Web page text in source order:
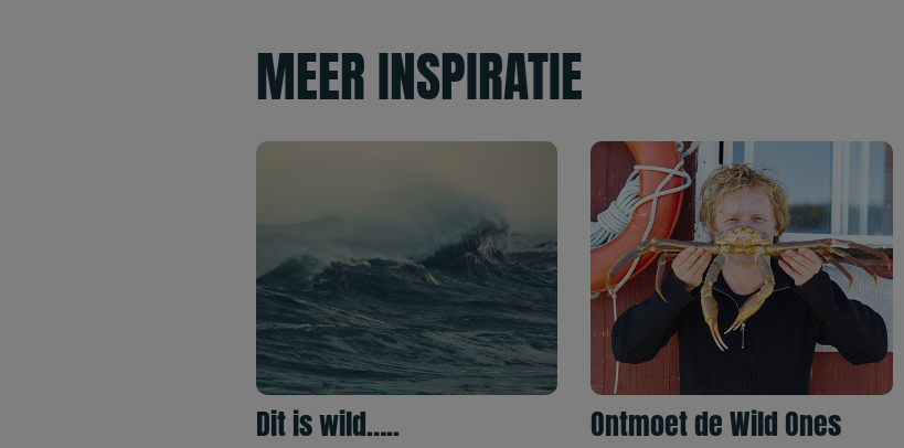
MEER INSPIRATIE
Dit is wild….. Ontmoet de Wild Ones